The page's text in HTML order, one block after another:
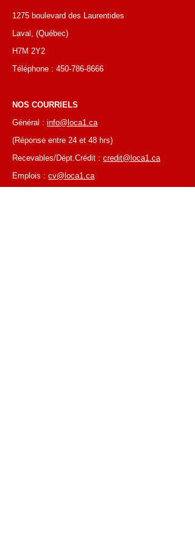
1275 boulevard des Laurentides
Laval, (Québec)
H7M 2Y2
Téléphone : 450-786-8666
NOS COURRIELS
Général : info@loca1.ca
(Réponse entre 24 et 48 hrs)
Recevables/Dépt.Crédit : credit@loca1.ca
Emplois : cv@loca1.ca